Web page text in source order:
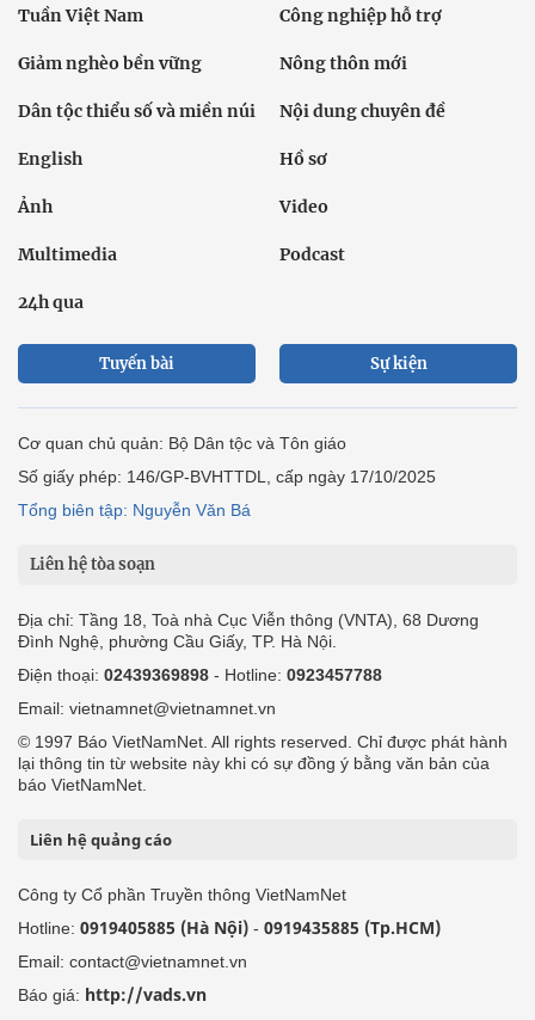
Tuần Việt Nam Công nghiệp hỗ trợ
Giảm nghèo bền vững Nông thôn mới
Dân tộc thiểu số và miền núi Nội dung chuyên đề
English Hồ sơ
Ảnh Video
Multimedia Podcast
24h qua
Tuyến bài Sự kiện
Cơ quan chủ quản: Bộ Dân tộc và Tôn giáo
Số giấy phép: 146/GP-BVHTTDL, cấp ngày 17/10/2025
Tổng biên tập: Nguyễn Văn Bá
Liên hệ tòa soạn
Địa chỉ: Tầng 18, Toà nhà Cục Viễn thông (VNTA), 68 Dương
Đình Nghệ, phường Cầu Giấy, TP. Hà Nội.
Điện thoại: 02439369898 - Hotline: 0923457788
Email: vietnamnet@vietnamnet.vn
© 1997 Báo VietNamNet. All rights reserved. Chỉ được phát hành
lại thông tin từ website này khi có sự đồng ý bằng văn bản của
báo VietNamNet.
Liên hệ quảng cáo
Công ty Cổ phần Truyền thông VietNamNet
Hotline: 0919405885 (Hà Nội) - 0919435885 (Tp.HCM)
Email: contact@vietnamnet.vn
Báo giá: http://vads.vn